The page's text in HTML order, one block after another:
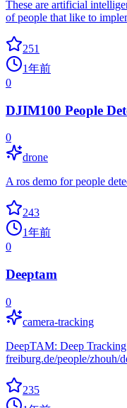
These are artificial
of people that like to
251
1年前
0
DJIM100 People
0
drone
A ros demo for people
243
1年前
0
Deeptam
0
camera-tracking
DeepTAM: Deep
freiburg.de/people/zhouh/
235